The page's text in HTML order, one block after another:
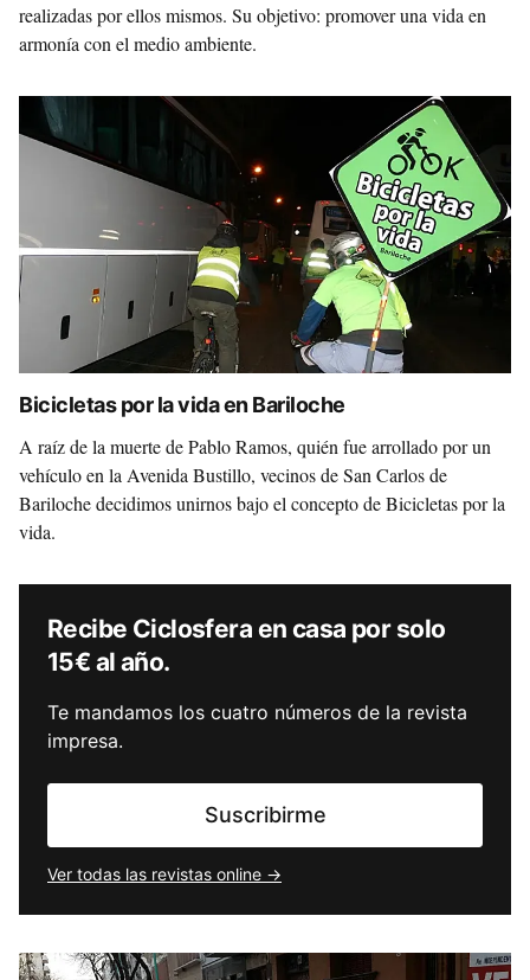
realizadas por ellos mismos. Su objetivo: promover una vida en
armonía con el medio ambiente.
Bicicletas por la vida en Bariloche
A raíz de la muerte de Pablo Ramos, quién fue arrollado por un
vehículo en la Avenida Bustillo, vecinos de San Carlos de
Bariloche decidimos unirnos bajo el concepto de Bicicletas por la
vida.
Recibe Ciclosfera en casa por solo
15€ al año.
Te mandamos los cuatro números de la revista
impresa.
Suscribirme
Ver todas las revistas online →